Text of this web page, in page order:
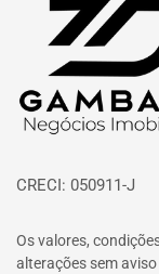
CRECI: 050911-J
Os valores,
alterações sem aviso